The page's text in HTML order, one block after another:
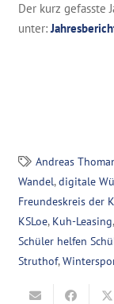
Der kurz gefasste
unter:
Andreas
Wandel,digitale
Freundeskreis der
KSLoe, Kuh-Leasing,
Schüler helfen
Struthof,